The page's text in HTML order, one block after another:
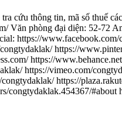
cứu thông tin, mã số thuế
Văn phòng đại diện: 52-72
https://
https://
https://
https://vimeo.com/
https://
congtydaklak.454367/